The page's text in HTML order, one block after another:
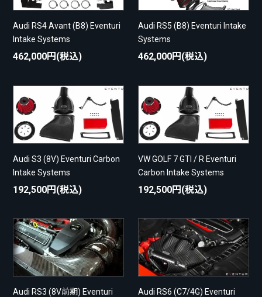
Audi RS4 Avant (B8) Eventuri
Intake Systems
462,000円(税込)
Audi RS5 (B8) Eventuri Intake
Systems
462,000円(税込)
Audi S3 (8V) Eventuri Carbon
Intake Systems
192,500円(税込)
VW GOLF 7 GTI / R Eventuri
Carbon Intake Systems
192,500円(税込)
Audi RS3 (8V前期) Eventuri
Audi RS6 (C7/4G) Eventuri